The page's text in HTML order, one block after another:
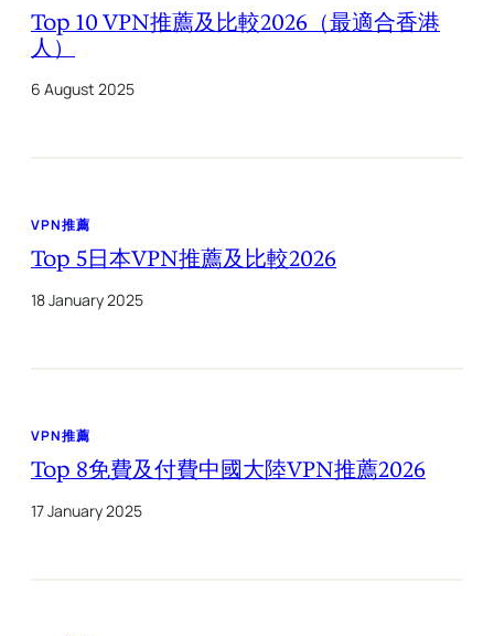
Top 10 VPN推薦及比較2026（最適合香港
人）
6 August 2025
VPN推薦
Top 5日本VPN推薦及比較2026
18 January 2025
VPN推薦
Top 8免費及付費中國大陸VPN推薦2026
17 January 2025